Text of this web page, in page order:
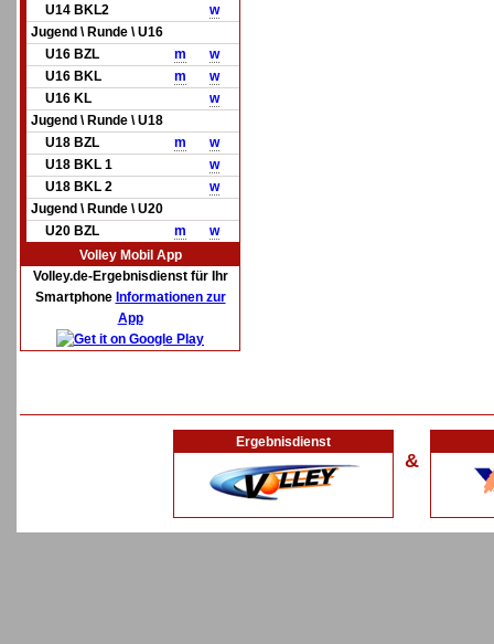
U14 BKL2
w
Jugend \ Runde \ U16
U16 BZL
m
w
U16 BKL
m
w
U16 KL
w
Jugend \ Runde \ U18
U18 BZL
m
w
U18 BKL 1
w
U18 BKL 2
w
Jugend \ Runde \ U20
U20 BZL
m
w
Volley Mobil App
Volley.de-Ergebnisdienst für Ihr
Smartphone Informationen zur
App
Ergebnisdienst
&